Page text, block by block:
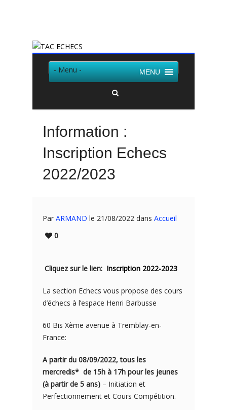
- Menu - MENU
Information :
Inscription Echecs
2022/2023
Par ARMAND le 21/08/2022 dans Accueil
0
Cliquez sur le lien: Inscription 2022-2023
La section Echecs vous propose des cours
d’échecs à l’espace Henri Barbusse
60 Bis Xème avenue à Tremblay-en-
France:
A partir du 08/09/2022, tous les
mercredis* de 15h à 17h pour les jeunes
(à partir de 5 ans) – Initiation et
Perfectionnement et Cours Compétition.